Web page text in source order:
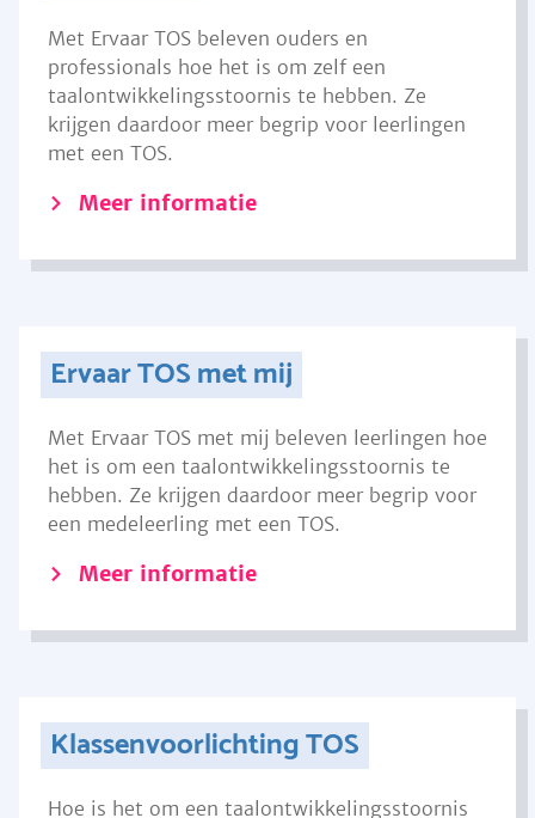
Met Ervaar TOS beleven ouders en
professionals hoe het is om zelf een
taalontwikkelingsstoornis te hebben. Ze
krijgen daardoor meer begrip voor leerlingen
met een TOS.
Meer informatie
Ervaar TOS met mij
Met Ervaar TOS met mij beleven leerlingen hoe
het is om een taalontwikkelingsstoornis te
hebben. Ze krijgen daardoor meer begrip voor
een medeleerling met een TOS.
Meer informatie
Klassenvoorlichting TOS
Hoe is het om een taalontwikkelingsstoornis